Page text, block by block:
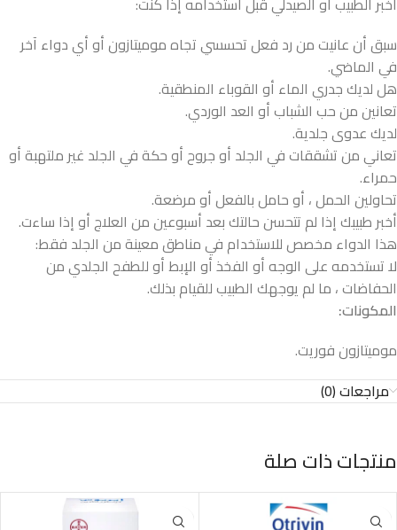
سبق أن عانيت من رد فعل تحسسي تجاه موميتازون أو أي دواء آخر
في الماضي.
هل لديك جدري الماء أو القوباء المنطقية.
تعانين من حب الشباب أو العد الوردي.
لديك عدوى جلدية.
تعاني من تشققات في الجلد أو جروح أو حكة في الجلد غير ملتهبة أو
حمراء.
تحاولين الحمل ، أو حامل بالفعل أو مرضعة.
أخبر طبيبك إذا لم تتحسن حالتك بعد أسبوعين من العلاج أو إذا ساءت.
هذا الدواء مخصص للاستخدام في مناطق معينة من الجلد فقط:
لا تستخدمه على الوجه أو الفخذ أو الإبط أو للطفح الجلدي من
الحفاضات ، ما لم يوجهك الطبيب للقيام بذلك.
المكونات:
موميتازون فوريت.
مراجعات (0)
منتجات ذات صلة